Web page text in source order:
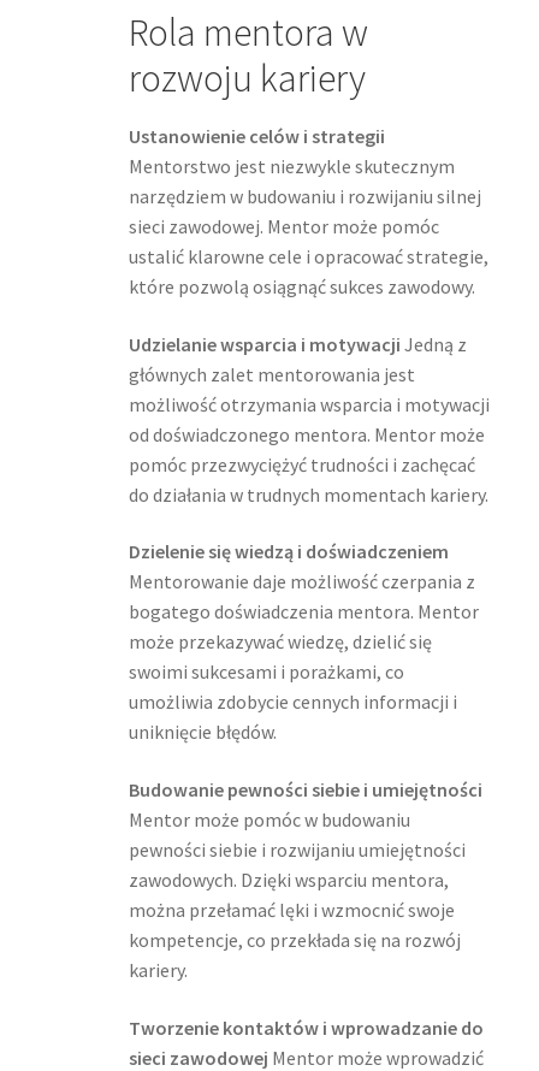
Rola mentora w
rozwoju kariery
Ustanowienie celów i strategii
Mentorstwo jest niezwykle skutecznym
narzędziem w budowaniu i rozwijaniu silnej
sieci zawodowej. Mentor może pomóc
ustalić klarowne cele i opracować strategie,
które pozwolą osiągnąć sukces zawodowy.
Udzielanie wsparcia i motywacji Jedną z
głównych zalet mentorowania jest
możliwość otrzymania wsparcia i motywacji
od doświadczonego mentora. Mentor może
pomóc przezwyciężyć trudności i zachęcać
do działania w trudnych momentach kariery.
Dzielenie się wiedzą i doświadczeniem
Mentorowanie daje możliwość czerpania z
bogatego doświadczenia mentora. Mentor
może przekazywać wiedzę, dzielić się
swoimi sukcesami i porażkami, co
umożliwia zdobycie cennych informacji i
uniknięcie błędów.
Budowanie pewności siebie i umiejętności
Mentor może pomóc w budowaniu
pewności siebie i rozwijaniu umiejętności
zawodowych. Dzięki wsparciu mentora,
można przełamać lęki i wzmocnić swoje
kompetencje, co przekłada się na rozwój
kariery.
Tworzenie kontaktów i wprowadzanie do
sieci zawodowej Mentor może wprowadzić